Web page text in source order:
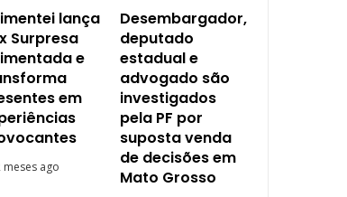
lança
Surpresa
e
em
meses ago
Desembargador,
deputado
estadual e
advogado são
investigados
pela PF por
suposta venda
de decisões em
Mato Grosso